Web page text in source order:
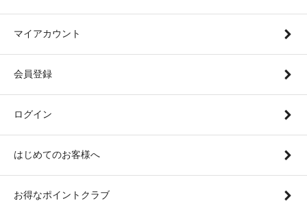
マイアカウント
会員登録
ログイン
はじめてのお客様へ
お得なポイントクラブ